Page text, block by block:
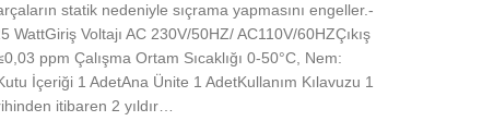
statik nedeniyle sıçrama yapmasını engeller.-
Voltajı AC 230V/50HZ/ AC110V/60HZÇıkış
ppm Çalışma Ortam Sıcaklığı 0-50°C, Nem:
İçeriği 1 AdetAna Ünite 1 AdetKullanım Kılavuzu 1
itibaren 2 yıldır…